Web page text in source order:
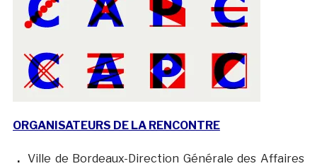
ORGANISATEURS DE LA RENCONTRE
. Ville de Bordeaux-Direction Générale des Affaires